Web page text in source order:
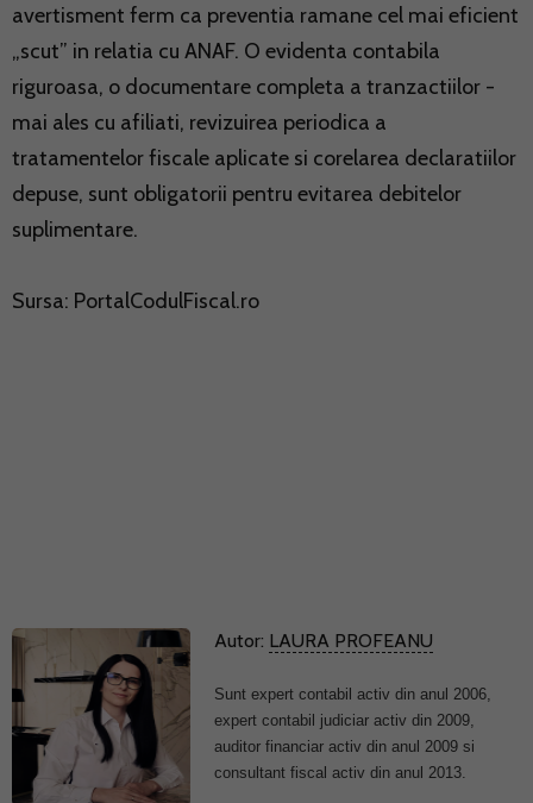
avertisment ferm ca preventia ramane cel mai eficient
„scut” in relatia cu ANAF. O evidenta contabila
riguroasa, o documentare completa a tranzactiilor -
mai ales cu afiliati, revizuirea periodica a
tratamentelor fiscale aplicate si corelarea declaratiilor
depuse, sunt obligatorii pentru evitarea debitelor
suplimentare.
Sursa: PortalCodulFiscal.ro
Autor: LAURA PROFEANU
Sunt expert contabil activ din anul 2006,
expert contabil judiciar activ din 2009,
auditor financiar activ din anul 2009 si
consultant fiscal activ din anul 2013.